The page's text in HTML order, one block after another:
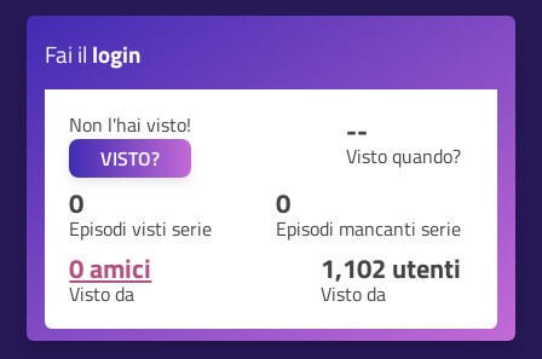
Fai il login
Non l'hai visto!
VISTO?
--
Visto quando?
0
Episodi visti serie
0
Episodi mancanti serie
0 amici
Visto da
1,102 utenti
Visto da